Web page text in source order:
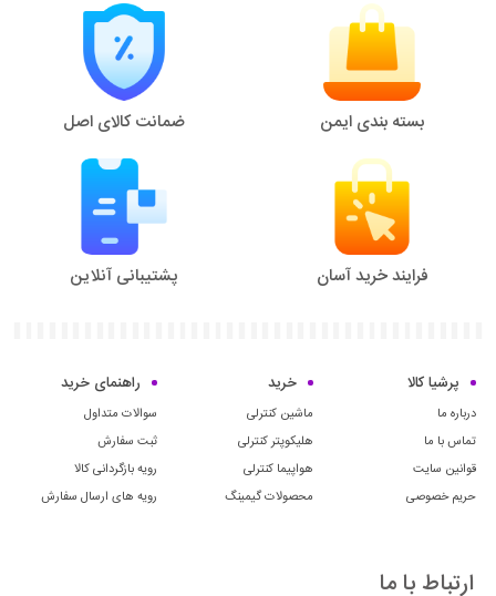
بسته بندی ایمن ضمانت کالای اصل
فرایند خرید آسان پشتیبانی آنلاین
پرشیا کالا
درباره ما
تماس با ما
قوانین سایت
حریم خصوصی
خرید
ماشین کنترلی
هلیکوپتر کنترلی
هواپیما کنترلی
محصولات گیمینگ
راهنمای خرید
سوالات متداول
ثبت سفارش
رویه بازگردانی کالا
رویه های ارسال سفارش
ارتباط با ما